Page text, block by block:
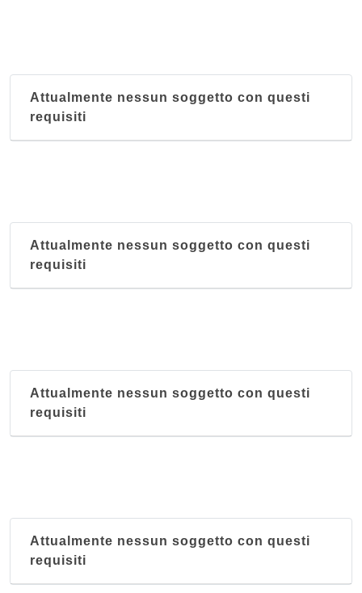
Attualmente nessun soggetto con questi
requisiti
Attualmente nessun soggetto con questi
requisiti
Attualmente nessun soggetto con questi
requisiti
Attualmente nessun soggetto con questi
requisiti